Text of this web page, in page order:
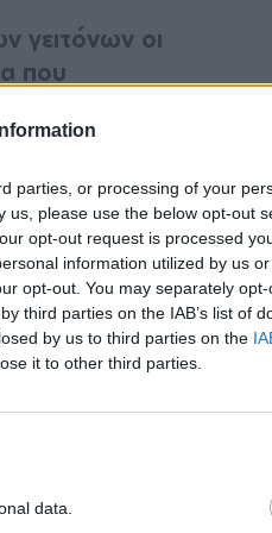
parties, or processing of your
please use the below opt-out
opt-out request is processed
information utilized by us
opt-out. You may separately
third parties on the IAB’s list of
by us to third parties on the
it to other third parties.
data.
γειτόνων οι
που
μου λες ήταν
κοριτσάκι να
της
γίνεται δίπλα
είναι η